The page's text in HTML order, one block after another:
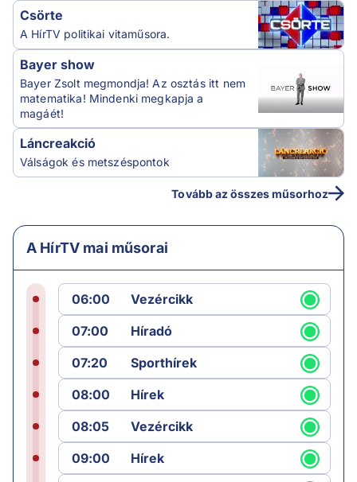
Csörte
A HírTV politikai vitaműsora.
Bayer show
Bayer Zsolt megmondja! Az osztás itt nem
matematika! Mindenki megkapja a
magáét!
Láncreakció
Válságok és metszéspontok
Tovább az összes műsorhoz
A HírTV mai műsorai
06:00
Vezércikk
07:00
Híradó
07:20
Sporthírek
08:00
Hírek
08:05
Vezércikk
09:00
Hírek